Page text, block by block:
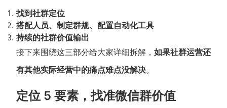
增长产品指南
智库
帮助中心
找到社群定位
搭配人员、制定群规、配置自动化工具
持续的社群价值输出
接下来围绕这三部分给大家详细拆解， 如果社群运营还
有其他实际经营中的痛点难点没解决。
定位 5 要素，找准微信群价值